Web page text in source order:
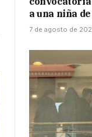
a una niña
7 de agosto de